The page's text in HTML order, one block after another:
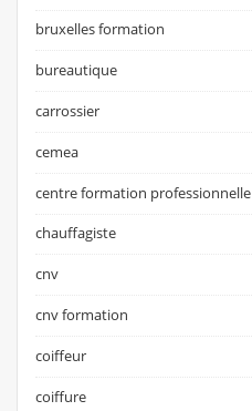
bruxelles formation
bureautique
carrossier
cemea
centre formation professionnelle
chauffagiste
cnv
cnv formation
coiffeur
coiffure